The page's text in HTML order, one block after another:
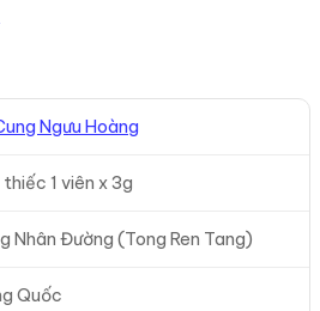
Ngưu Hoàng
1 viên x 3g
Nhân Đường (Tong Ren Tang)
Quốc